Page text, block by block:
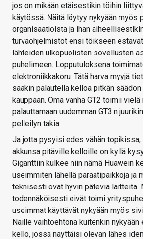
jos on mikään etäisestikin töihin
käytössä. Näitä löytyy nykyään myös
organisaatioista ja ihan
turvaohjelmistot ensi töikseen
lähteiden ulkopuolisten sovellusten
puhelimeen. Lopputuloksena
elektroniikkakoru. Tätä harva myyjä
saakin palautella kelloa pitkän
kauppaan. Oma vanha GT2 toimii
palauttamaan uudemman GT3:n
pelleilyn takia.
Ja jotta pysyisi edes vähän topikissa,
akkunsa pitäville kelloille on kyllä
Giganttiin kulkee niin nämä Huawein
useimmiten lähellä paraatipaikkoja ja
teknisesti ovat hyvin päteviä laitteita.
todennäköisesti eivät toimi
useimmat käyttävät nykyään myös
Näille vaihtoehtona kuitenkin nykyään
kello, jossa näyttäisi olevan lähes